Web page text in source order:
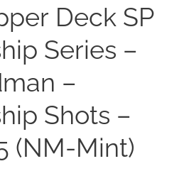
Deck SP
Series –
–
Shots –
(NM-Mint)